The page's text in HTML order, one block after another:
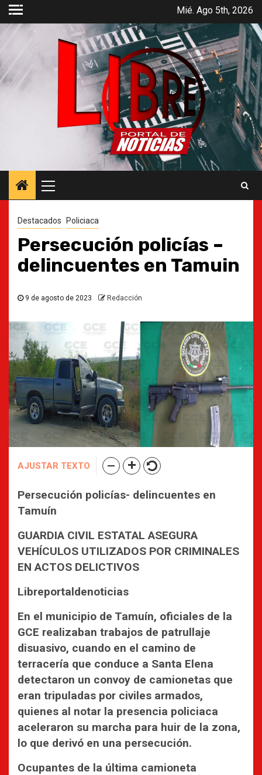
Saltar
contenido
Mié. Ago 5th, 2026
principal
Destacados Policiaca
Persecución policías –
delincuentes en Tamuin
9 de agosto de 2023 Redacción
AJUSTAR TEXTO
Persecución policías- delincuentes en
Tamuín
GUARDIA CIVIL ESTATAL ASEGURA
VEHÍCULOS UTILIZADOS POR CRIMINALES
EN ACTOS DELICTIVOS
Libreportaldenoticias
En el municipio de Tamuín, oficiales de la
GCE realizaban trabajos de patrullaje
disuasivo, cuando en el camino de
terracería que conduce a Santa Elena
detectaron un convoy de camionetas que
eran tripuladas por civiles armados,
quienes al notar la presencia policiaca
aceleraron su marcha para huir de la zona,
lo que derivó en una persecución.
Ocupantes de la última camioneta